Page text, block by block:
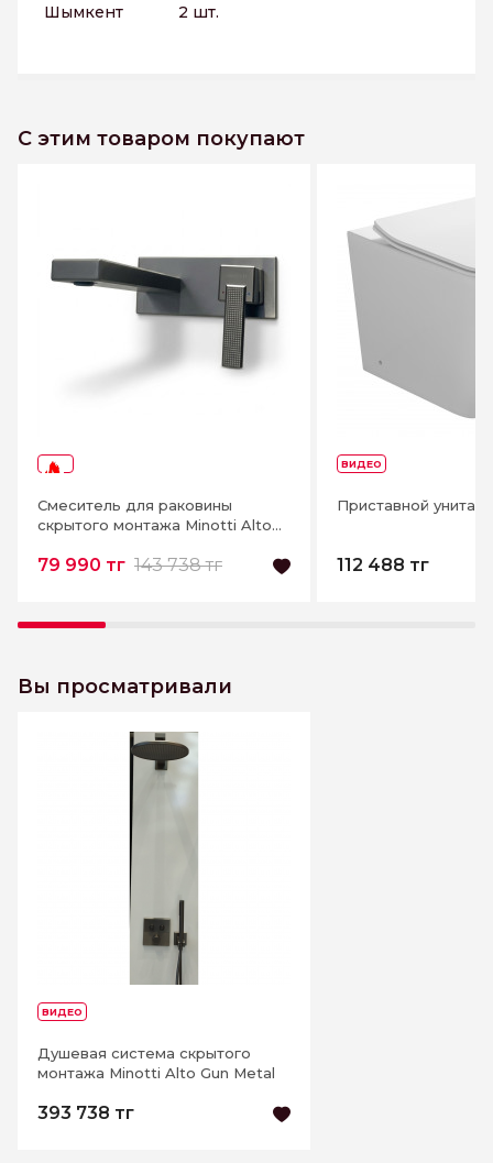
Шымкент
2 шт.
С этим товаром покупают
Смеситель для раковины
скрытого монтажа Minotti Alto
79 990 тг 143 738 тг
ВИДЕО
Приставной
112 488 тг
Вы просматривали
ВИДЕО
Душевая система скрытого
монтажа Minotti Alto Gun Metal
393 738 тг